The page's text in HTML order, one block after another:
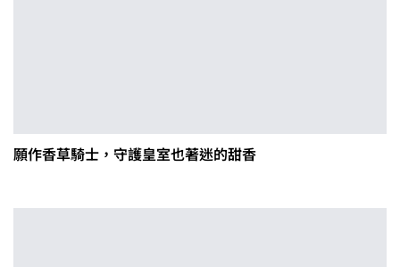
願作香草騎士，守護皇室也著迷的甜香